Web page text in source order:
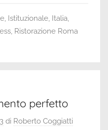
, Istituzionale, Italia,
, Ristorazione Roma
perfetto
di Roberto Coggiatti